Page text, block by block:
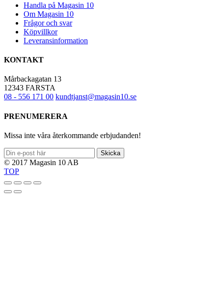
Handla på Magasin 10
Om Magasin 10
Frågor och svar
Köpvillkor
Leveransinformation
KONTAKT
Mårbackagatan 13
12343 FARSTA
08 - 556 171 00 kundtjanst@magasin10.se
PRENUMERERA
Missa inte våra återkommande erbjudanden!
Skicka
© 2017 Magasin 10 AB
TOP